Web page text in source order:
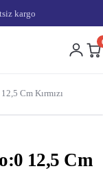
kargo
Cm Kırmızı
12,5 Cm